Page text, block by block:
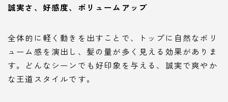
誠実さ、好感度、ボリュームアップ
全体的に軽く動きを出すことで、トップに自然なボリ
ューム感を演出し、髪の量が多く見える効果がありま
す。どんなシーンでも好印象を与える、誠実で爽やか
な王道スタイルです。